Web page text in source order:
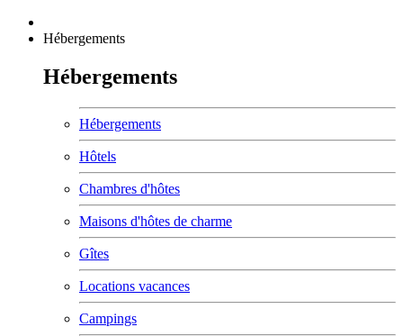
Hébergements
Hébergements
Hébergements
Hôtels
Chambres d'hôtes
Maisons d'hôtes de charme
Gîtes
Locations vacances
Campings